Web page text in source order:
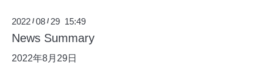
2022 /08 / 29 15:49
News Summary
2022年8月29日